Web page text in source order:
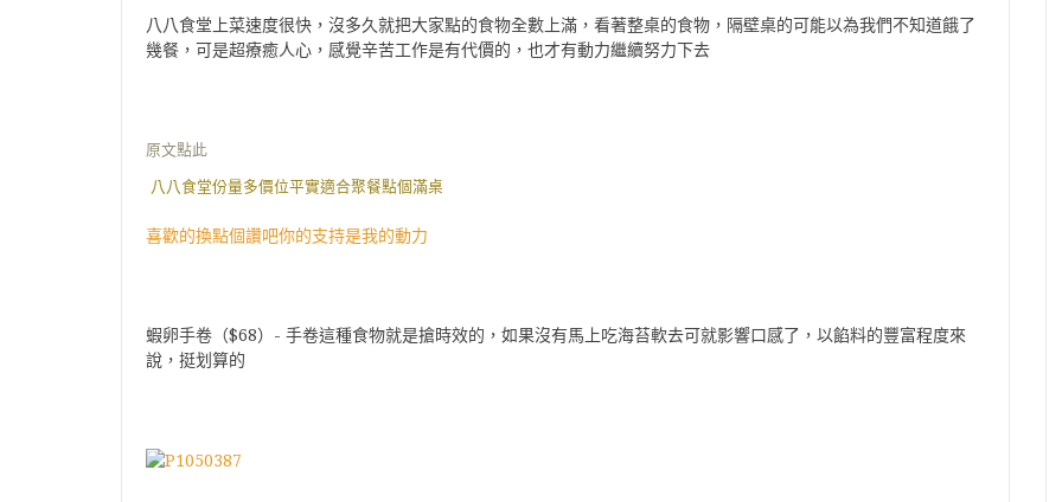
八八食堂上菜速度很快，沒多久就把大家點的食物全數上滿，看著整桌的食物，隔壁桌的可能以為我們不知道餓了
幾餐，可是超療癒人心，感覺辛苦工作是有代價的，也才有動力繼續努力下去
原文點此
八八食堂份量多價位平實適合聚餐點個滿桌
喜歡的換點個讚吧你的支持是我的動力
蝦卵手卷（$68）- 手卷這種食物就是搶時效的，如果沒有馬上吃海苔軟去可就影響口感了，以餡料的豐富程度來
說，挺划算的